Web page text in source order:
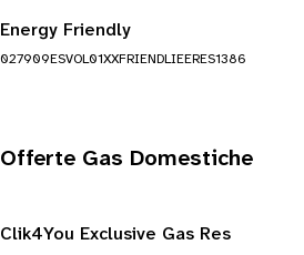
Energy Friendly
027909ESVOL01XXFRIENDLIEERES1386
Offerte Gas Domestiche
Clik4You Exclusive Gas Res